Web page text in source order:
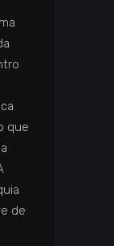
que
de